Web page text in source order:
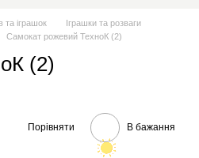
та іграшок
Іграшки та розваги
Самокат рожевий ТехноК (2)
(2)
Порівняти В бажання